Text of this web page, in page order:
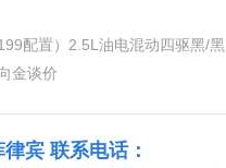
油电混动四驱黑/黑 8月中到港 月底
金谈价
宾 联系电话：